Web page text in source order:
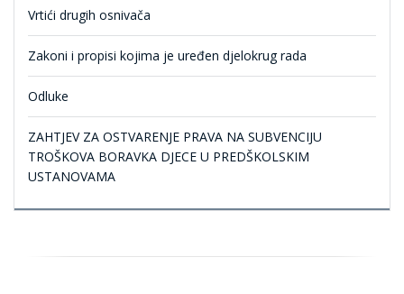
Vrtići drugih osnivača
Zakoni i propisi kojima je uređen djelokrug rada
Odluke
ZAHTJEV ZA OSTVARENJE PRAVA NA SUBVENCIJU
TROŠKOVA BORAVKA DJECE U PREDŠKOLSKIM
USTANOVAMA